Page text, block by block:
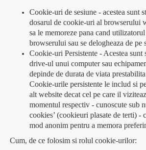
Cookie-uri de sesiune - acestea sunt
dosarul de cookie-uri al browserului
sa le memoreze pana cand
browserului sau se delogheaza de pe
Cookie-uri Persistente - Acestea sunt
drive-ul unui computer sau
depinde de durata de viata
Cookie-urile persistente le includ si
alt website decat cel pe care il
momentul respectiv - cunoscute sub
cookies’ (cookieuri plasate de terti) -
mod anonim pentru a memora
Cum, de ce folosim si rolul cookie-urilor: